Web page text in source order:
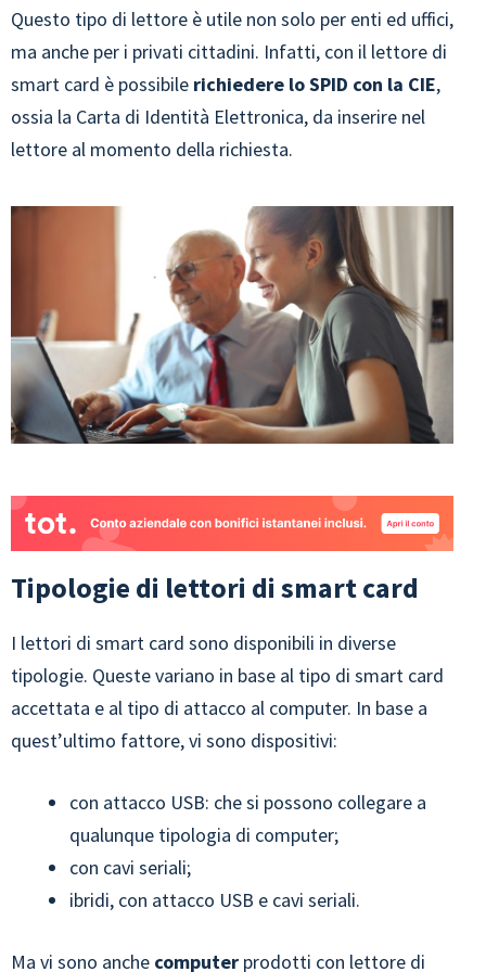
Questo tipo di lettore è utile non solo per enti ed uffici,
ma anche per i privati cittadini. Infatti, con il lettore di
smart card è possibile richiedere lo SPID con la CIE,
ossia la Carta di Identità Elettronica, da inserire nel
lettore al momento della richiesta.
Tipologie di lettori di smart card
I lettori di smart card sono disponibili in diverse
tipologie. Queste variano in base al tipo di smart card
accettata e al tipo di attacco al computer. In base a
quest’ultimo fattore, vi sono dispositivi:
con attacco USB: che si possono collegare a
qualunque tipologia di computer;
con cavi seriali;
ibridi, con attacco USB e cavi seriali.
Ma vi sono anche computer prodotti con lettore di